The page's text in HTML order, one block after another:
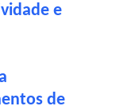
e
de